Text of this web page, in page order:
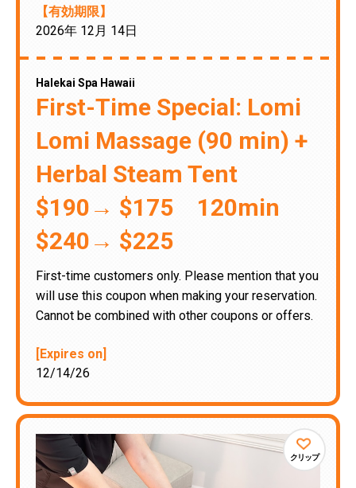
【有効期限】
2026年 12月 14日
Halekai Spa Hawaii
First-Time Special: Lomi
Lomi Massage (90 min) +
Herbal Steam Tent
$190→ $175 120min
$240→ $225
First-time customers only. Please mention that you
will use this coupon when making your reservation.
Cannot be combined with other coupons or offers.
[Expires on]
12/14/26
クリップ